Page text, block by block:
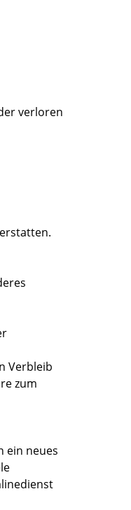
verloren
Verbleib
zum
ein neues